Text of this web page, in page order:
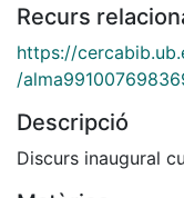
Recurs
https://
/
Descripció
Discurs inaugural